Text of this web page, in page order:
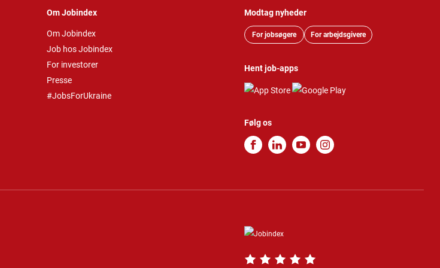
Om Jobindex
Om Jobindex
Job hos Jobindex
For investorer
Presse
#JobsForUkraine
Modtag nyheder
For jobsøgere For arbejdsgivere
Hent job-apps
Følg os